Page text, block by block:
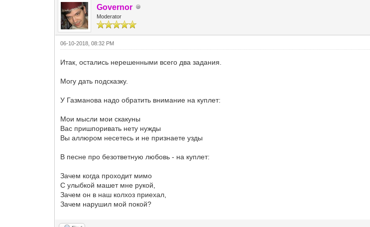
Governor
Moderator
06-10-2018, 08:32 PM
Итак, остались нерешенными всего два задания.
Могу дать подсказку.
У Газманова надо обратить внимание на куплет:
Мои мысли мои скакуны
Вас пришпоривать нету нужды
Вы аллюром несетесь и не признаете узды
В песне про безответную любовь - на куплет:
Зачем когда проходит мимо
С улыбкой машет мне рукой,
Зачем он в наш колхоз приехал,
Зачем нарушил мой покой?